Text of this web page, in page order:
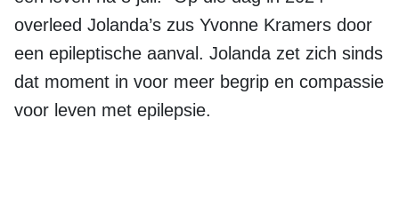
overleed Jolanda’s zus Yvonne Kramers door
een epileptische aanval. Jolanda zet zich sinds
dat moment in voor meer begrip en compassie
voor leven met epilepsie.